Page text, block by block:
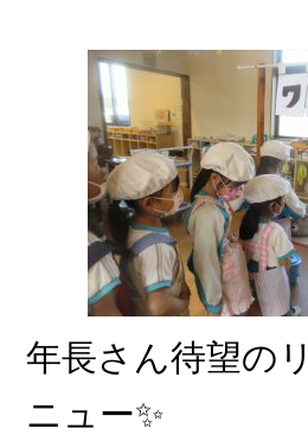
年長さん待望の
ニュー✨